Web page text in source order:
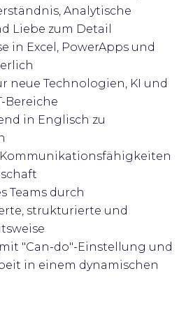
Analytische
Liebe zum Detail
in Excel, PowerApps und
neue Technologien, KI und
Bereiche
in Englisch zu
Teams durch
strukturierte und
"Can-do"-Einstellung und
in einem dynamischen